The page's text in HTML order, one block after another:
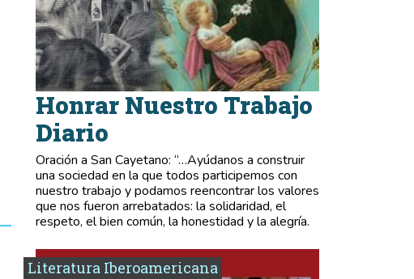
Honrar Nuestro Trabajo
Diario
Oración a San Cayetano: “…Ayúdanos a construir
una sociedad en la que todos participemos con
nuestro trabajo y podamos reencontrar los valores
que nos fueron arrebatados: la solidaridad, el
respeto, el bien común, la honestidad y la alegría.
Literatura Iberoamericana